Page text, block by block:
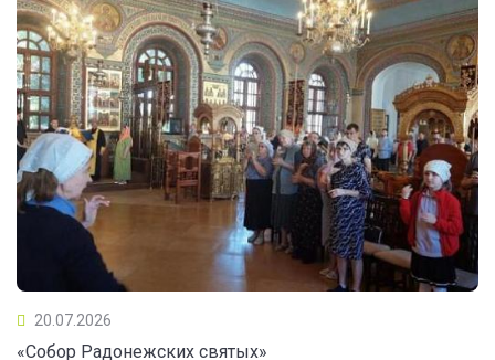
20.07.2026
«Собор Радонежских святых»